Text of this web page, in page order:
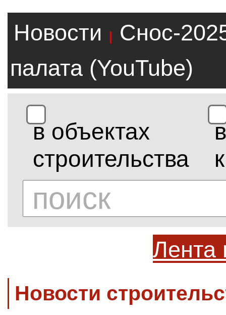
Новости |
Снос-
палата (YouTube)
в объектах
строительства
в
Лента
Новости